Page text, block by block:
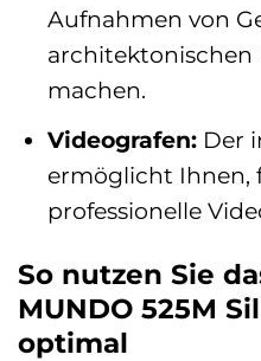
Aufnahmen von
architektonischen
machen.
Videografen:Der
ermöglicht Ihnen,
professionelle
So nutzen Sie
MUNDO 525M
optimal